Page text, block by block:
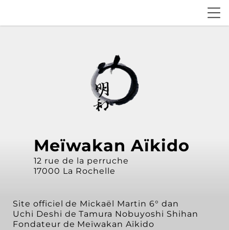
Meïwakan Aïkido
12 rue de la perruche
17000 La Rochelle
Site officiel de Mickaël Martin 6° dan
Uchi Deshi de Tamura Nobuyoshi Shihan
Fondateur de Meïwakan Aïkido